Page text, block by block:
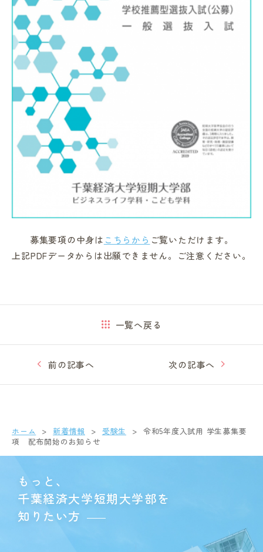
募集要項の中身は こちらから ご覧いただけます。
上記PDFデータからは出願できません。ご注意ください。
前の記事へ
一覧へ戻る
次の記事へ
ホーム 新着情報 受験生
令和5年度入試用 学生募集要
項 配布開始のお知らせ
もっと、
千葉経済大学短期大学部を
知りたい方